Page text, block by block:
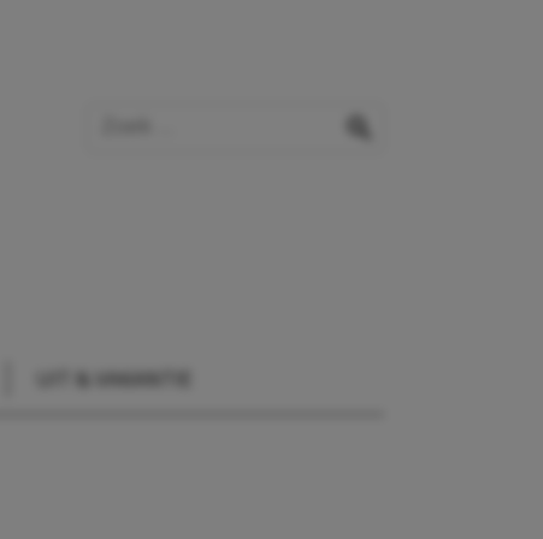
UIT & VAKANTIE